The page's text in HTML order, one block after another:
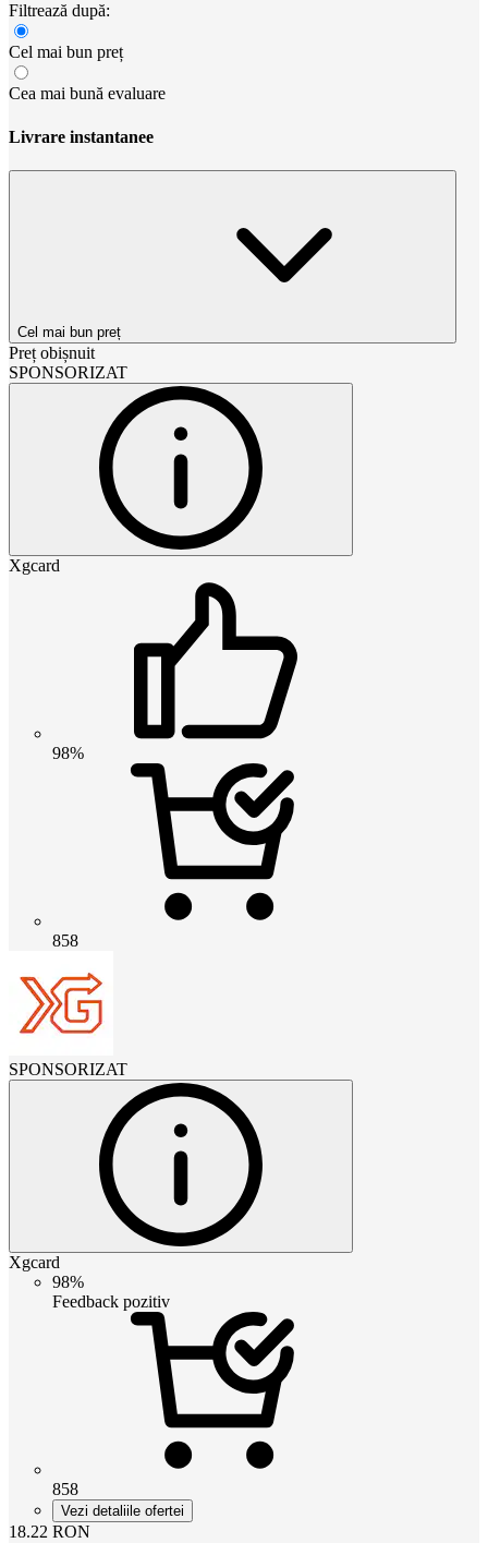
Filtrează după:
Cel mai bun preț
Cea mai bună evaluare
Livrare instantanee
Cel mai bun preț
Preț obișnuit
SPONSORIZAT
Xgcard
98%
858
SPONSORIZAT
Xgcard
98%
Feedback pozitiv
858
Vezi detaliile ofertei
18.22 RON